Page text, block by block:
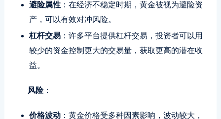
避险属性：在经济不稳定时期，黄金被视为避险资
产，可以有效对冲风险。
杠杆交易：许多平台提供杠杆交易，投资者可以用
较少的资金控制更大的交易量，获取更高的潜在收
益。
风险：
价格波动：黄金价格受多种因素影响，波动较大，